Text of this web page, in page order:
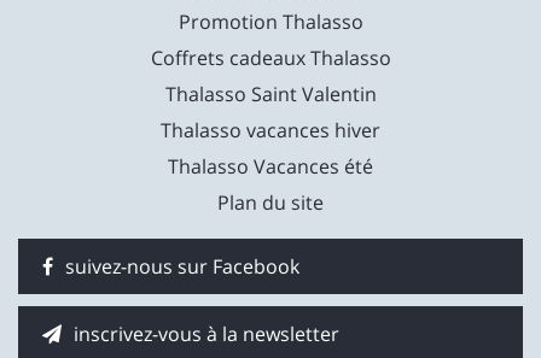
Promotion Thalasso
Coffrets cadeaux Thalasso
Thalasso Saint Valentin
Thalasso vacances hiver
Thalasso Vacances été
Plan du site
suivez-nous sur Facebook
inscrivez-vous à la newsletter